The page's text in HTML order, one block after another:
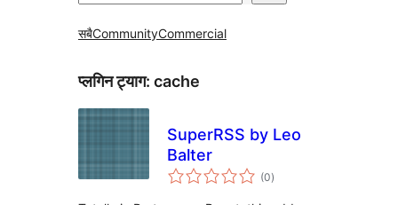
सबैCommunityCommercial
प्लगिन ट्याग: cache
SuperRSS by Leo
Balter
(0कुल
रेटिङ्गहरू
)